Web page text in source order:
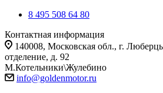
8 495 508 64 80
Контактная информация
140008, Московская обл., г.
отделение, д. 92
М.Котельники\Жулебино
info@goldenmotor.ru